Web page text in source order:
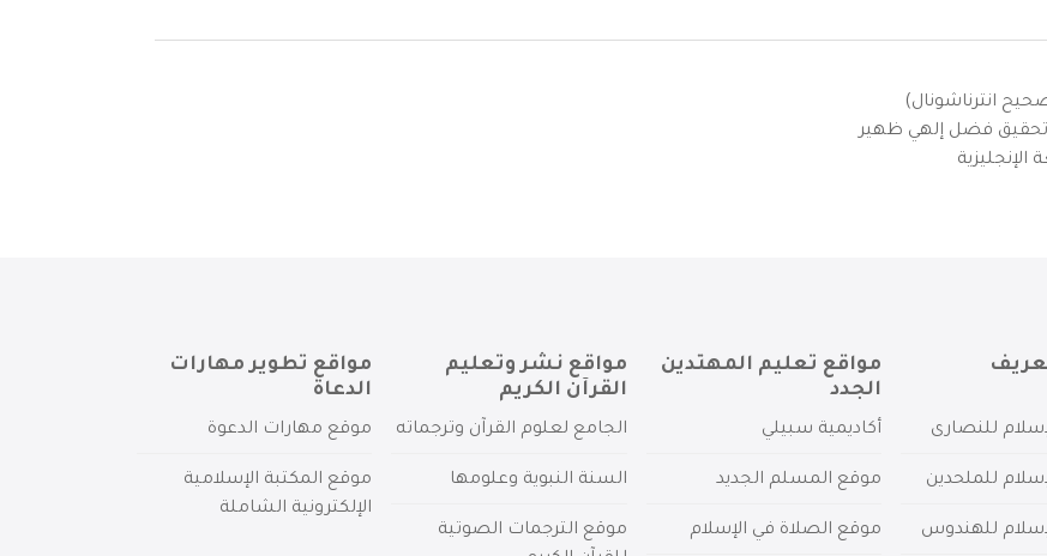
انترناشونال)
– تحقيق فضل إلهي ظهير
للنصارى
للملحدين
للهندوس
مواقع تعليم المهتدين
الجدد
أكاديمية سبيلي
موقع المسلم الجديد
موقع الصلاة في الإسلام
مواقع نشر وتعليم
القرآن الكريم
الجامع لعلوم القرآن وترجماته
السنة النبوية وعلومها
موقع الترجمات الصوتية
مواقع تطوير مهارات
الدعاة
موقع مهارات الدعوة
موقع المكتبة الإسلامية
الإلكترونية الشاملة